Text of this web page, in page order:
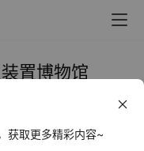
置博物馆
Museum 异
获取更多精彩内容~